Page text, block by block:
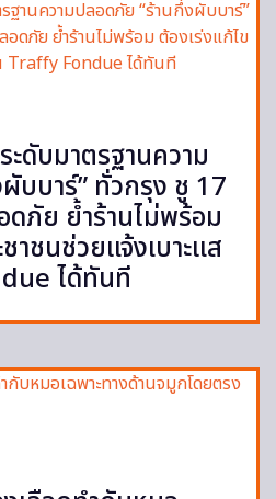
ดับมาตรฐานความ
บบาร์” ทั่วกรุง ชู 17
ภัย ย้ำร้านไม่พร้อม
าชนช่วยแจ้งเบาะแส
ได้ทันที